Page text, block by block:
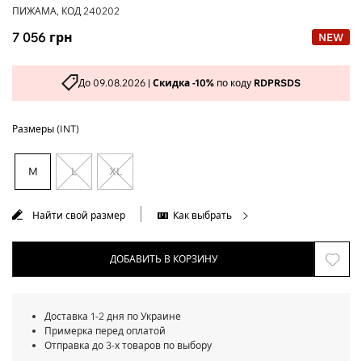
ПИЖАМА, КОД 240202
7 056 грн NEW
До 09.08.2026 | Скидка -10% по коду RDPRSDS
Размеры (INT)
M L XL
Найти свой размер Как выбрать
ДОБАВИТЬ В КОРЗИНУ
Доставка 1-2 дня по Украине
Примерка перед оплатой
Отправка до 3-х товаров по выбору